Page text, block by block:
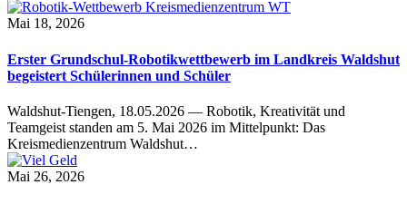
Mai 18, 2026
Erster Grundschul-Robotikwettbewerb im Landkreis Waldshut
begeistert Schülerinnen und Schüler
Waldshut-Tiengen, 18.05.2026 — Robotik, Kreativität und
Teamgeist standen am 5. Mai 2026 im Mittelpunkt: Das
Kreismedienzentrum Waldshut…
Mai 26, 2026